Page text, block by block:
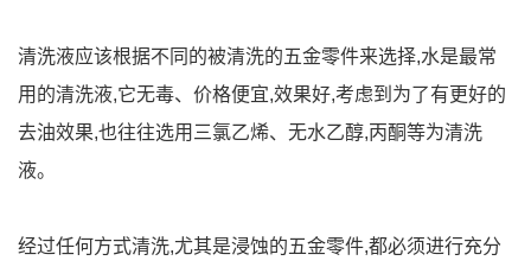
清洗液应该根据不同的被清洗的五金零件来选择,水是最常
用的清洗液,它无毒、价格便宜,效果好,考虑到为了有更好的
去油效果,也往往选用三氯乙烯、无水乙醇,丙酮等为清洗
液。
经过任何方式清洗,尤其是浸蚀的五金零件,都必须进行充分